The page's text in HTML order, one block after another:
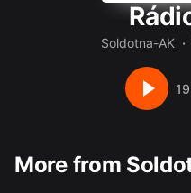
Soldotna-AK
19
More from